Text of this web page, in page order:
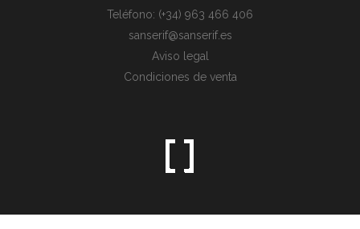
Teléfono: (+34) 963 466 406
sanserif@sanserif.es
Aviso legal
Condiciones de venta